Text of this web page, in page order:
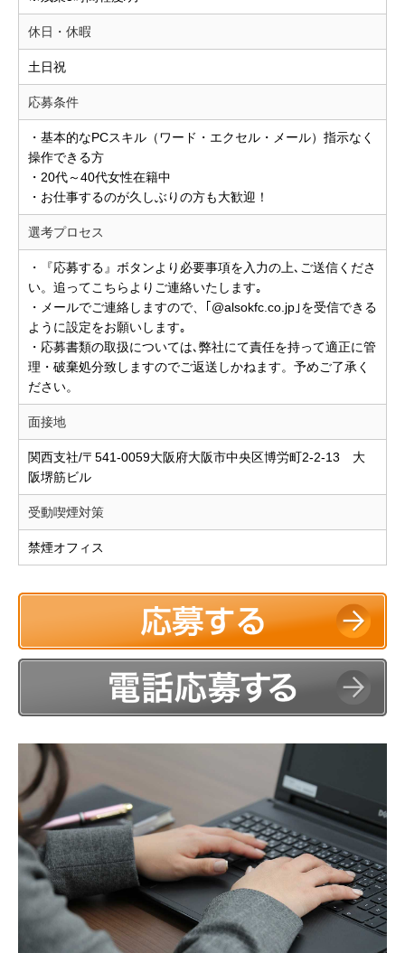
休日・休暇
土日祝
応募条件
・基本的なPCスキル（ワード・エクセル・メール）指示なく
操作できる方
・20代～40代女性在籍中
・お仕事するのが久しぶりの方も大歓迎！
選考プロセス
・『応募する』ボタンより必要事項を入力の上､ご送信くださ
い。追ってこちらよりご連絡いたします｡
・メールでご連絡しますので、｢@alsokfc.co.jp｣を受信できる
ように設定をお願いします｡
・応募書類の取扱については､弊社にて責任を持って適正に管
理・破棄処分致しますのでご返送しかねます。予めご了承く
ださい。
面接地
関西支社/〒541-0059大阪府大阪市中央区博労町2-2-13 大
阪堺筋ビル
受動喫煙対策
禁煙オフィス